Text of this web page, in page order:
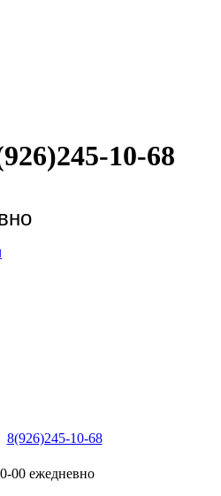
10-68
8(926)245-10-68
00 ежедневно